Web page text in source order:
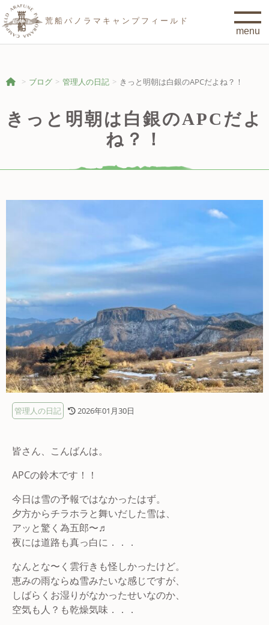
荒船パノラマキャンプフィールド
ブログ 管理人の日記 きっと明朝は白銀のAPCだよね？！
きっと明朝は白銀のAPCだよ
ね？！
管理人の日記 2026年01月30日
皆さん、こんばんは。
APCの鈴木です！！
今日は雪の予報ではなかったはず。
夕方からチラホラと舞いだした雪は、
アッと驚く為五郎〜♬
夜には道路も真っ白に．．．
なんとな〜く雲行きも怪しかったけど。
恵みの雨ならぬ雪みたいな感じですが、
しばらくお湿りがなかったせいなのか、
空気も人？も乾燥気味．．．